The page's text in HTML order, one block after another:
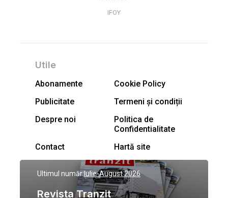
IFOY
Utile
Abonamente
Cookie Policy
Publicitate
Termeni și condiții
Despre noi
Politica de
Confidentialitate
Contact
Hartă site
Ultimul număr:Iulie-August 2026
Revista Tranzit